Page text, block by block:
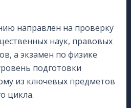
направлен на проверку
наук, правовых
а экзамен по физике
подготовки
из ключевых предметов
цикла.